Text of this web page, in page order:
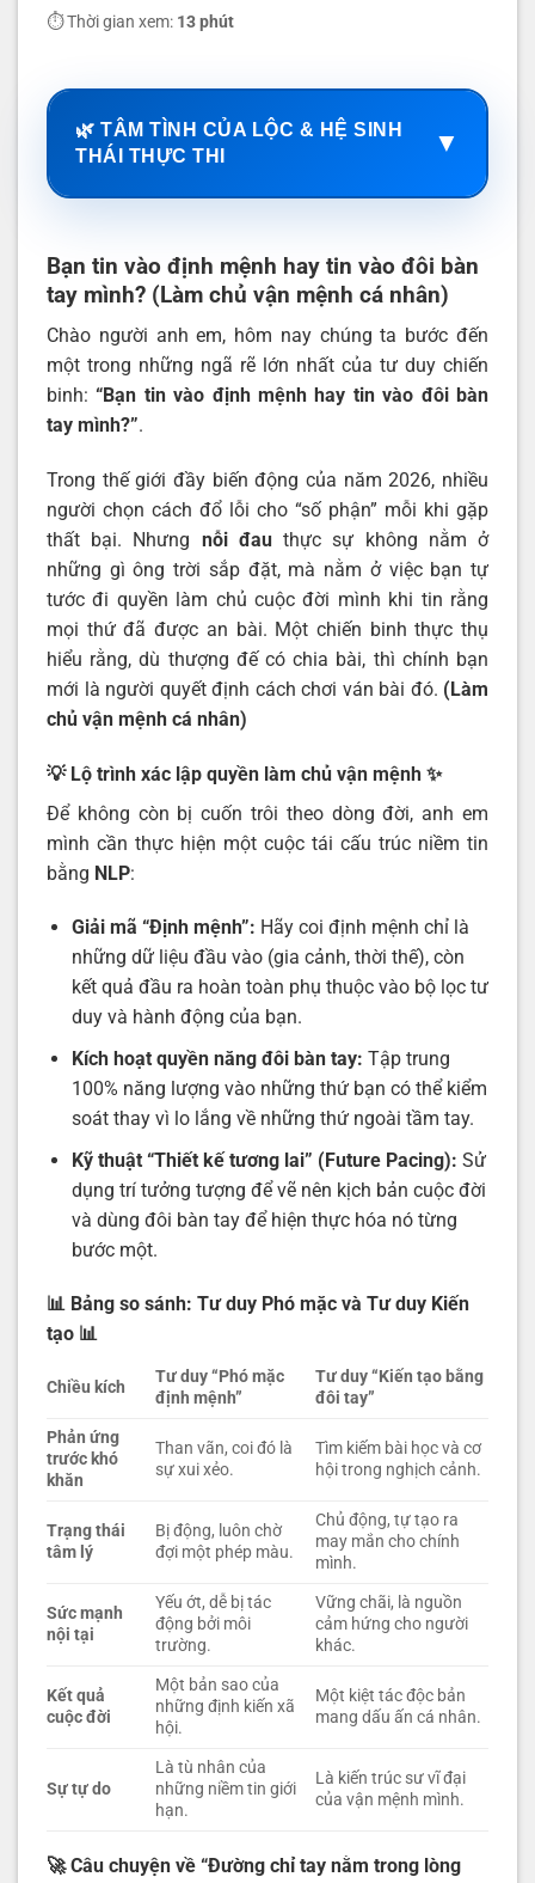
⏱️ Thời gian xem: 13 phút
🌿 TÂM TÌNH CỦA LỘC & HỆ SINH
THÁI THỰC THI
▼
Bạn tin vào định mệnh hay tin vào đôi bàn
tay mình? (Làm chủ vận mệnh cá nhân)
Chào người anh em, hôm nay chúng ta bước đến
một trong những ngã rẽ lớn nhất của tư duy chiến
binh:“Bạn tin vào định mệnh hay tin vào đôi bàn
tay mình?”.
Trong thế giới đầy biến động của năm 2026, nhiều
người chọn cách đổ lỗi cho “số phận” mỗi khi gặp
thất bại. Nhưng nỗi đauthực sự không nằm ở
những gì ông trời sắp đặt, mà nằm ở việc bạn tự
tước đi quyền làm chủ cuộc đời mình khi tin rằng
mọi thứ đã được an bài. Một chiến binh thực thụ
hiểu rằng, dù thượng đế có chia bài, thì chính bạn
mới là người quyết định cách chơi ván bài đó. (Làm
chủ vận mệnh cá nhân)
💡 Lộ trình xác lập quyền làm chủ vận mệnh ✨
Để không còn bị cuốn trôi theo dòng đời, anh em
mình cần thực hiện một cuộc tái cấu trúc niềm tin
bằng NLP:
Giải mã “Định mệnh”: Hãy coi định mệnh chỉ là
những dữ liệu đầu vào (gia cảnh, thời thế), còn
kết quả đầu ra hoàn toàn phụ thuộc vào bộ lọc tư
duy và hành động của bạn.
Kích hoạt quyền năng đôi bàn tay: Tập trung
100% năng lượng vào những thứ bạn có thể kiểm
soát thay vì lo lắng về những thứ ngoài tầm tay.
Kỹ thuật “Thiết kế tương lai” (Future Pacing): Sử
dụng trí tưởng tượng để vẽ nên kịch bản cuộc đời
và dùng đôi bàn tay để hiện thực hóa nó từng
bước một.
📊 Bảng so sánh: Tư duy Phó mặc và Tư duy Kiến
tạo 📊
Chiều kích
Tư duy “Phó mặc
định mệnh”
Tư duy “Kiến tạo bằng
đôi tay”
Phản ứng
trước khó
khăn
Than vãn, coi đó là
sự xui xẻo.
Tìm kiếm bài học và cơ
hội trong nghịch cảnh.
Trạng thái
tâm lý
Bị động, luôn chờ
đợi một phép màu.
Chủ động, tự tạo ra
may mắn cho chính
mình.
Sức mạnh
nội tại
Yếu ớt, dễ bị tác
động bởi môi
trường.
Vững chãi, là nguồn
cảm hứng cho người
khác.
Kết quả
cuộc đời
Một bản sao của
những định kiến xã
hội.
Một kiệt tác độc bản
mang dấu ấn cá nhân.
Sự tự do
Là tù nhân của
những niềm tin giới
hạn.
Là kiến trúc sư vĩ đại
của vận mệnh mình.
🚀 Câu chuyện về “Đường chỉ tay nằm trong lòng